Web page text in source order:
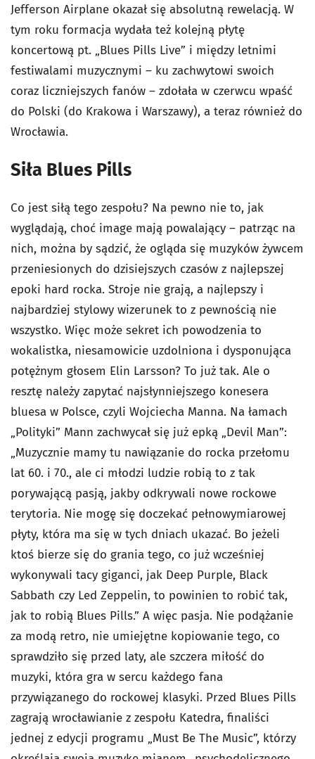
Jefferson Airplane okazał się absolutną rewelacją. W
tym roku formacja wydała też kolejną płytę
koncertową pt. „Blues Pills Live” i między letnimi
festiwalami muzycznymi – ku zachwytowi swoich
coraz liczniejszych fanów – zdołała w czerwcu wpaść
do Polski (do Krakowa i Warszawy), a teraz również do
Wrocławia.
Siła Blues Pills
Co jest siłą tego zespołu? Na pewno nie to, jak
wyglądają, choć image mają powalający – patrząc na
nich, można by sądzić, że ogląda się muzyków żywcem
przeniesionych do dzisiejszych czasów z najlepszej
epoki hard rocka. Stroje nie grają, a najlepszy i
najbardziej stylowy wizerunek to z pewnością nie
wszystko. Więc może sekret ich powodzenia to
wokalistka, niesamowicie uzdolniona i dysponująca
potężnym głosem Elin Larsson? To już tak. Ale o
resztę należy zapytać najsłynniejszego konesera
bluesa w Polsce, czyli Wojciecha Manna. Na łamach
„Polityki” Mann zachwycał się już epką „Devil Man”:
„Muzycznie mamy tu nawiązanie do rocka przełomu
lat 60. i 70., ale ci młodzi ludzie robią to z tak
porywającą pasją, jakby odkrywali nowe rockowe
terytoria. Nie mogę się doczekać pełnowymiarowej
płyty, która ma się w tych dniach ukazać. Bo jeżeli
ktoś bierze się do grania tego, co już wcześniej
wykonywali tacy giganci, jak Deep Purple, Black
Sabbath czy Led Zeppelin, to powinien to robić tak,
jak to robią Blues Pills.” A więc pasja. Nie podążanie
za modą retro, nie umiejętne kopiowanie tego, co
sprawdziło się przed laty, ale szczera miłość do
muzyki, która gra w sercu każdego fana
przywiązanego do rockowej klasyki. Przed Blues Pills
zagrają wrocławianie z zespołu Katedra, finaliści
jednej z edycji programu „Must Be The Music”, którzy